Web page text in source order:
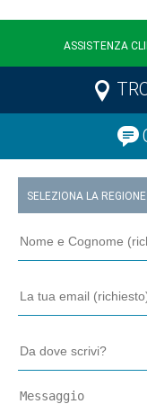
ASSISTENZA
SELEZIONA LA REGIONE: